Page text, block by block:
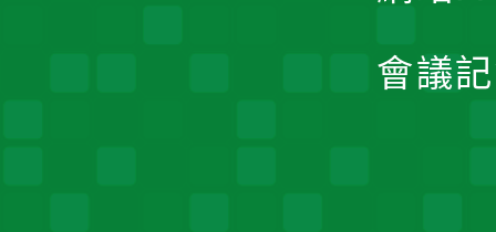
會議